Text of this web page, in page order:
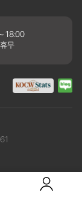
18:00
휴무